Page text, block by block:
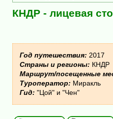
КНДР - лицевая
Год путешествия: 2017
Страны и регионы: КНДР
Маршрут/посещенные
Туроператор: Миракль
Гид: "Цой" и "Чен"